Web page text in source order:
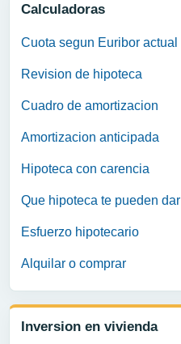
Calculadoras
Cuota segun Euribor actual
Revision de hipoteca
Cuadro de amortizacion
Amortizacion anticipada
Hipoteca con carencia
Que hipoteca te pueden dar
Esfuerzo hipotecario
Alquilar o comprar
Inversion en vivienda